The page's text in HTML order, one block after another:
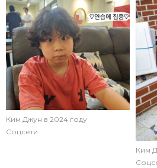
Ким Джун в 2024 году
Соцсети
Ким